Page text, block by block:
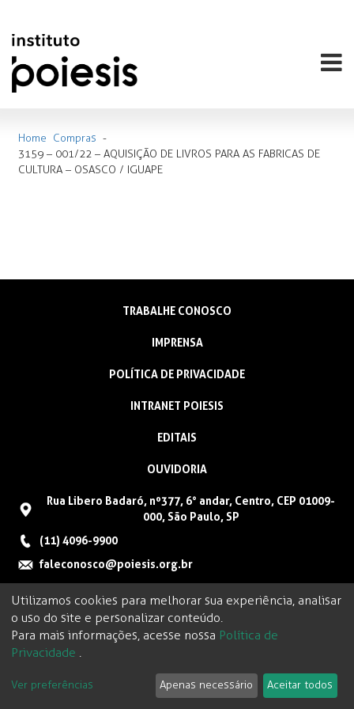
Home Compras -
3159 – 001/22 – AQUISIÇÃO DE LIVROS PARA AS FABRICAS DE
CULTURA – OSASCO / IGUAPE
TRABALHE CONOSCO
IMPRENSA
POLÍTICA DE PRIVACIDADE
INTRANET POIESIS
EDITAIS
OUVIDORIA
Rua Libero Badaró, nº377, 6° andar, Centro, CEP 01009-
000, São Paulo, SP
(11) 4096-9900
faleconosco@poiesis.org.br
Utilizamos cookies para melhorar sua experiência, analisar
o uso do site e personalizar conteúdo.
Para mais informações, acesse nossa Política de
Privacidade .
Ver preferências Apenas necessário Aceitar todos